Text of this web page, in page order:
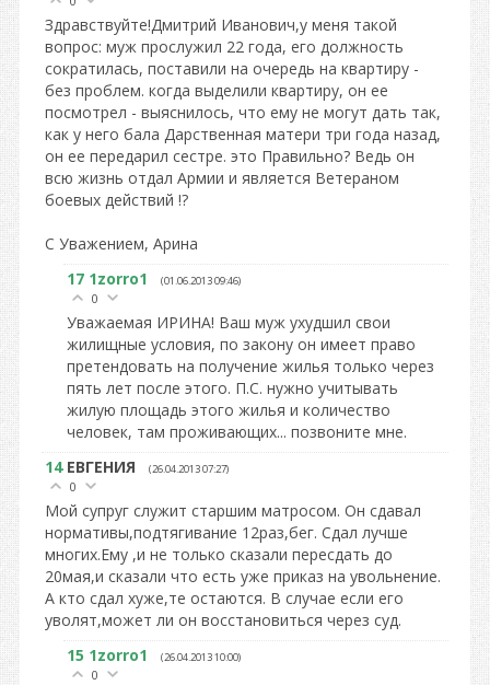
Здравствуйте!Дмитрий Иванович,у меня такой
вопрос: муж прослужил 22 года, его должность
сократилась, поставили на очередь на квартиру -
без проблем. когда выделили квартиру, он ее
посмотрел - выяснилось, что ему не могут дать так,
как у него бала Дарственная матери три года назад,
он ее передарил сестре. это Правильно? Ведь он
всю жизнь отдал Армии и является Ветераном
боевых действий !?
С Уважением, Арина
17 1zorro1 (01.06.2013 09:46)
0
Уважаемая ИРИНА! Ваш муж ухудшил свои
жилищные условия, по закону он имеет право
претендовать на получение жилья только через
пять лет после этого. П.С. нужно учитывать
жилую площадь этого жилья и количество
человек, там проживающих... позвоните мне.
14 ЕВГЕНИЯ (26.04.2013 07:27)
0
Мой супруг служит старшим матросом. Он сдавал
нормативы,подтягивание 12раз,бег. Сдал лучше
многих.Ему ,и не только сказали пересдать до
20мая,и сказали что есть уже приказ на увольнение.
А кто сдал хуже,те остаются. В случае если его
уволят,может ли он восстановиться через суд.
15 1zorro1 (26.04.2013 10:00)
0